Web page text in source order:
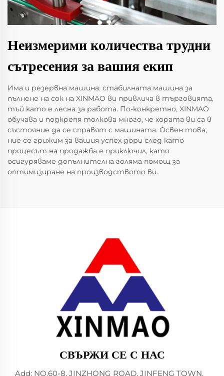
Неизмерими количества трудни
сътресения за вашия екип
Има и резервна машина: стабилната машина за
пълнене на сок на XINMAO ви привлича в търговията,
тъй като е лесна за работа. По-конкретно, XINMAO
обучава и подкрепя толкова много, че хората ви са в
състояние да се справят с машината. Освен това,
ние се грижим за вашия успех дори след като
процесът на продажба е приключил, като
осигуряваме допълнителна голяма помощ за
оптимизиране на производството ви.
СВЪРЖИ СЕ С НАС
Add: NO.60-8, JINZHONG ROAD, JINFENG TOWN,